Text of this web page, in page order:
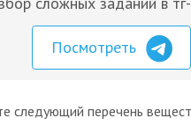
Посмотреть
следующий перечень